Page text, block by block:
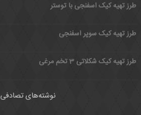
طرز تهیه کیک اسفنجی با توستر
طرز تهیه کیک سوپر اسفنجی
طرز تهیه کیک شکلاتی 3 تخم مرغی
نوشته‌های تصادفی